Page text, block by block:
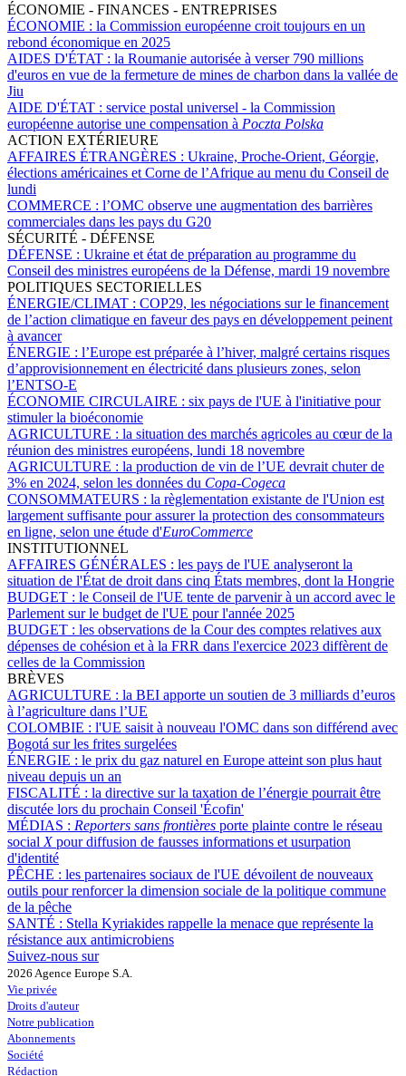
ÉCONOMIE - FINANCES - ENTREPRISES
ÉCONOMIE : la Commission européenne croit toujours en un
rebond économique en 2025
AIDES D'ÉTAT : la Roumanie autorisée à verser 790 millions
d'euros en vue de la fermeture de mines de charbon dans la vallée de
Jiu
AIDE D'ÉTAT : service postal universel - la Commission
européenne autorise une compensation à Poczta Polska
ACTION EXTÉRIEURE
AFFAIRES ÉTRANGÈRES : Ukraine, Proche-Orient, Géorgie,
élections américaines et Corne de l’Afrique au menu du Conseil de
lundi
COMMERCE : l’OMC observe une augmentation des barrières
commerciales dans les pays du G20
SÉCURITÉ - DÉFENSE
DÉFENSE : Ukraine et état de préparation au programme du
Conseil des ministres européens de la Défense, mardi 19 novembre
POLITIQUES SECTORIELLES
ÉNERGIE/CLIMAT : COP29, les négociations sur le financement
de l’action climatique en faveur des pays en développement peinent
à avancer
ÉNERGIE : l’Europe est préparée à l’hiver, malgré certains risques
d’approvisionnement en électricité dans plusieurs zones, selon
l’ENTSO-E
ÉCONOMIE CIRCULAIRE : six pays de l'UE à l'initiative pour
stimuler la bioéconomie
AGRICULTURE : la situation des marchés agricoles au cœur de la
réunion des ministres européens, lundi 18 novembre
AGRICULTURE : la production de vin de l’UE devrait chuter de
3% en 2024, selon les données du Copa-Cogeca
CONSOMMATEURS : la règlementation existante de l'Union est
largement suffisante pour assurer la protection des consommateurs
en ligne, selon une étude d'EuroCommerce
INSTITUTIONNEL
AFFAIRES GÉNÉRALES : les pays de l'UE analyseront la
situation de l'État de droit dans cinq États membres, dont la Hongrie
BUDGET : le Conseil de l'UE tente de parvenir à un accord avec le
Parlement sur le budget de l'UE pour l'année 2025
BUDGET : les observations de la Cour des comptes relatives aux
dépenses de cohésion et à la FRR dans l'exercice 2023 diffèrent de
celles de la Commission
BRÈVES
AGRICULTURE : la BEI apporte un soutien de 3 milliards d’euros
à l’agriculture dans l’UE
COLOMBIE : l'UE saisit à nouveau l'OMC dans son différend avec
Bogotá sur les frites surgelées
ÉNERGIE : le prix du gaz naturel en Europe atteint son plus haut
niveau depuis un an
FISCALITÉ : la directive sur la taxation de l’énergie pourrait être
discutée lors du prochain Conseil 'Écofin'
MÉDIAS : Reporters sans frontières porte plainte contre le réseau
social Xpour diffusion de fausses informations et usurpation
d'identité
PÊCHE : les partenaires sociaux de l'UE dévoilent de nouveaux
outils pour renforcer la dimension sociale de la politique commune
de la pêche
SANTÉ : Stella Kyriakides rappelle la menace que représente la
résistance aux antimicrobiens
Suivez-nous sur
2026 Agence Europe S.A.
Vie privée
Droits d'auteur
Notre publication
Abonnements
Société
Rédaction